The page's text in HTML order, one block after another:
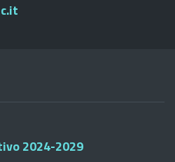
2024-2029